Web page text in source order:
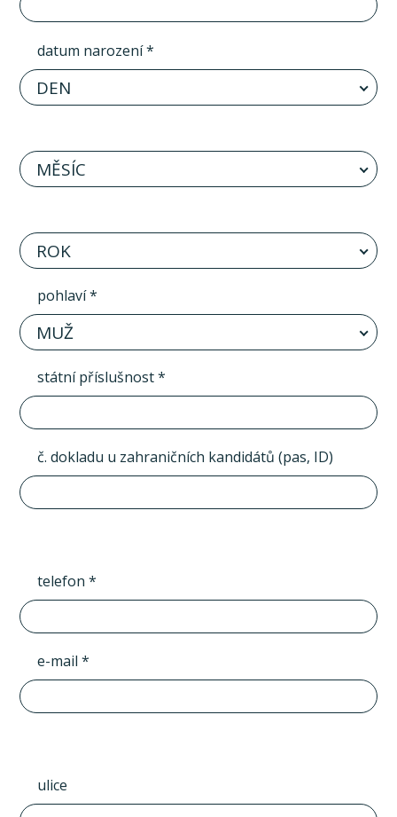
datum narození *
DEN
MĚSÍC
ROK
pohlaví *
MUŽ
státní příslušnost *
č. dokladu u zahraničních kandidátů (pas, ID)
telefon *
e-mail *
ulice